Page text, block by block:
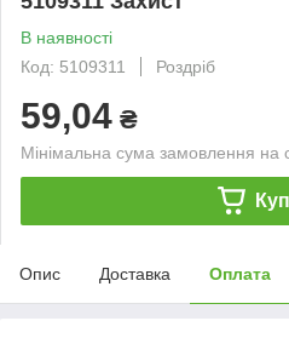
В наявності
Код: 5109311
Роздріб
59,04 ₴
Мінімальна сума замовлення на
Опис Доставка Оплата